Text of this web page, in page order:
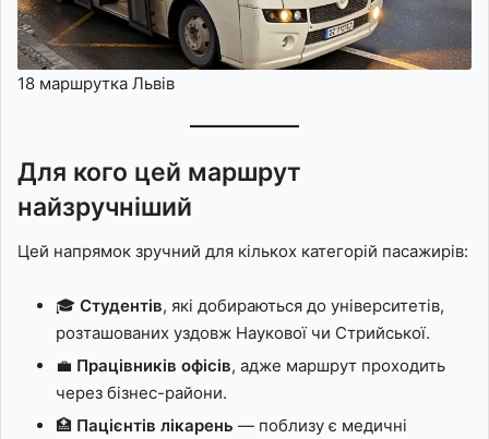
18 маршрутка Львів
Для кого цей маршрут
найзручніший
Цей напрямок зручний для кількох категорій пасажирів:
🎓 Студентів, які добираються до університетів,
розташованих уздовж Наукової чи Стрийської.
💼 Працівників офісів, адже маршрут проходить
через бізнес-райони.
🏥 Пацієнтів лікарень — поблизу є медичні